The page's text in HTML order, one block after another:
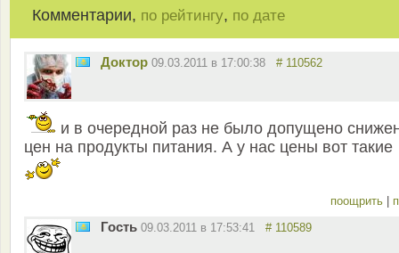
Комментарии, по рейтингу, по дате
Доктор 09.03.2011 в 17:00:38 # 110562
и в очередной раз не было допущено
цен на продукты питания. А у нас цены вот такие
поощрить
Гость 09.03.2011 в 17:53:41 # 110589